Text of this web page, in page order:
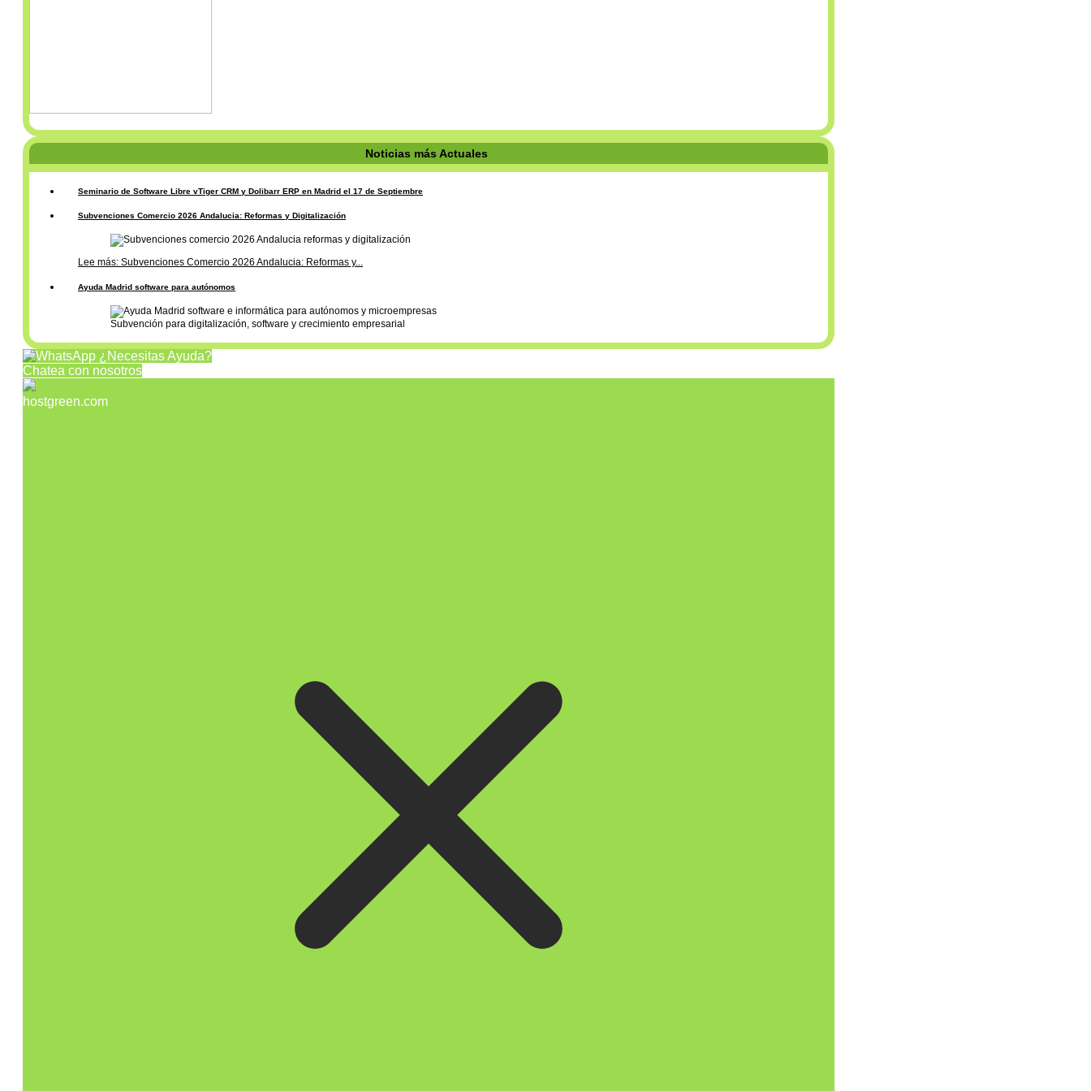
Noticias más Actuales
Seminario de Software Libre vTiger CRM y Dolibarr ERP en Madrid el 17 de Septiembre
Subvenciones Comercio 2026 Andalucia: Reformas y Digitalización
Lee más: Subvenciones Comercio 2026 Andalucia: Reformas y...
Ayuda Madrid software para autónomos
Subvención para digitalización, software y crecimiento empresarial
¿Necesitas Ayuda?
Chatea con nosotros
hostgreen.com